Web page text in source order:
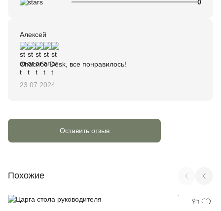
Алексей
Спасибо Desk, все понравилось!
23.07.2024
0
Оставить отзыв
Похожие